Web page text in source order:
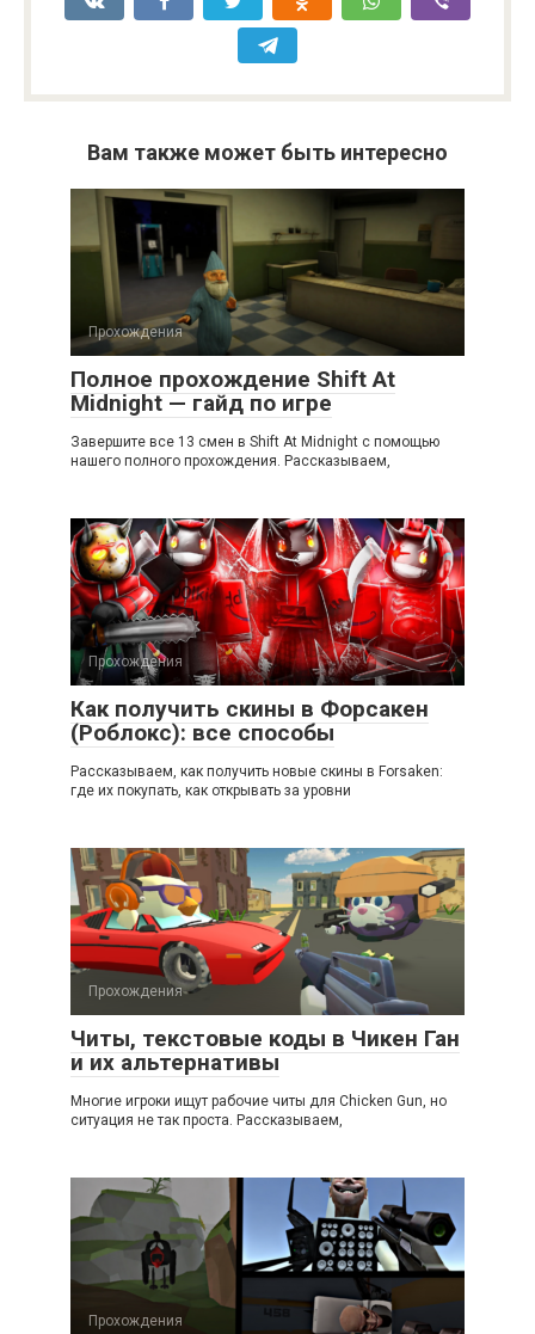
Вам также может быть интересно
Прохождения
Полное прохождение Shift At
Midnight — гайд по игре
Завершите все 13 смен в Shift At Midnight с помощью
нашего полного прохождения. Рассказываем,
Прохождения
Как получить скины в Форсакен
(Роблокс): все способы
Рассказываем, как получить новые скины в Forsaken:
где их покупать, как открывать за уровни
Прохождения
Читы, текстовые коды в Чикен Ган
и их альтернативы
Многие игроки ищут рабочие читы для Chicken Gun, но
ситуация не так проста. Рассказываем,
Прохождения